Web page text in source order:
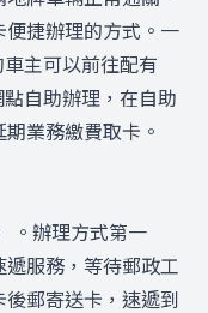
捷辦理的方式。一
主可以前往配有
自助辦理，在自助
業務繳費取卡。
。辦理方式第一
服務，等待郵政工
郵寄送卡，速遞到